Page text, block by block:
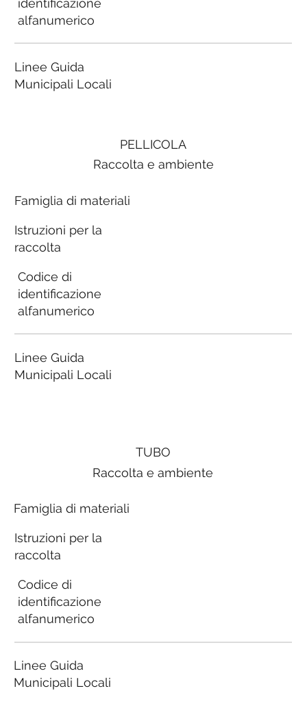
PELLICOLA
Raccolta e ambiente
Famiglia di materiali
Istruzioni per la
raccolta
Codice di
identificazione
alfanumerico
Linee Guida
Municipali Locali
alfanumerico
Linee Guida
Municipali Locali
TUBO
Raccolta e ambiente
Famiglia di materiali
Istruzioni per la
raccolta
Codice di
identificazione
alfanumerico
Linee Guida
Municipali Locali